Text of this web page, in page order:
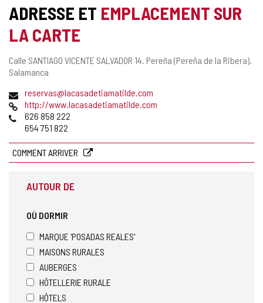
ADRESSE ET EMPLACEMENT SUR
LA CARTE
Adresse
postale
Calle SANTIAGO VICENTE SALVADOR 14. Pereña (Pereña de la Ribera).
Salamanca
Adresse
de
courrier
électronique
reservas@lacasadetiamatilde.com
Page
Web
http://www.lacasadetiamatilde.com
Téléphones
626 858 222
654 751 822
COMMENT ARRIVER
AUTOUR DE
OÙ DORMIR
MARQUE 'POSADAS REALES'
MAISONS RURALES
AUBERGES
HÔTELLERIE RURALE
HÔTELS